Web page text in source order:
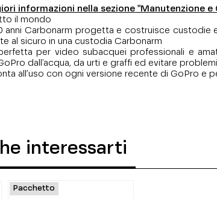
informazioni nella sezione "Manutenzione e
il mondo
anni Carbonarm progetta e costruisce custodie
al sicuro in una custodia Carbonarm
per video subacquei professionali e
dall'acqua, da urti e graffi ed evitare
all’uso con ogni versione recente di GoPro
interessarti
Pacchetto